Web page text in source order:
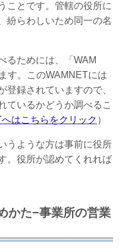
ことです。管轄の役所に
紛らわしいため同一の名
るためには、「WAM
す。このWAMNETには
登録されていますので、
ているかどうか調べるこ
はこちらをクリック ）
うような方は事前に役所
。役所が認めてくれれば
かた−事業所の営業